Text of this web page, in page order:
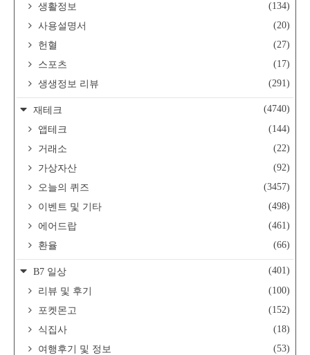
생활정보
(134)
사용설명서
(20)
헌혈
(27)
스포츠
(17)
생생정보 리뷰
(291)
재테크
(4740)
앱테크
(144)
거래소
(22)
가상자산
(92)
오늘의 퀴즈
(3457)
이벤트 및 기타
(498)
에어드랍
(461)
환율
(66)
B7 일상
(401)
리뷰 및 후기
(100)
포켓몬고
(152)
식집사
(18)
여행후기 및 정보
(53)